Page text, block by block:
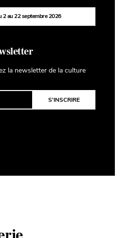
2 au 22 septembre 2026
la newsletter de la culture